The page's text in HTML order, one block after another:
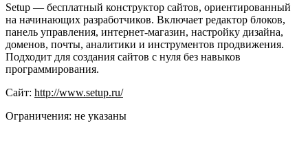
Setup — бесплатный конструктор сайтов, ориентированный
на начинающих разработчиков. Включает редактор блоков,
панель управления, интернет-магазин, настройку дизайна,
доменов, почты, аналитики и инструментов продвижения.
Подходит для создания сайтов с нуля без навыков
программирования.
Сайт: http://www.setup.ru/
Ограничения: не указаны